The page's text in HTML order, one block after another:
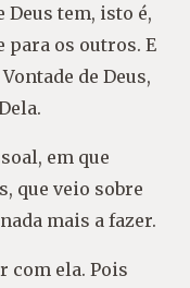
Deus tem, isto é,
para os outros. E
de Deus,
em que
que veio sobre
mais a fazer.
com ela. Pois